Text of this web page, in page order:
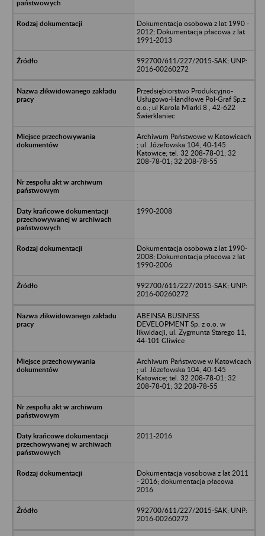
Dokumentacja osobowa z lat 1990 -
2012; Dokumentacja płacowa z lat
1991-2013
992700/611/227/2015-SAK; UNP:
2016-00260272
Przedsiębiorstwo Produkcyjno-
Usługowo-Handłowe Pol-Graf Sp.z
o.o.; ul Karola Miarki 8 , 42-622
Świerklaniec
Archiwum Państwowe w Katowicach
; ul. Józefowska 104, 40-145
Katowice; tel. 32 208-78-01; 32
208-78-01; 32 208-78-55
1990-2008
Dokumentacja osobowa z lat 1990-
2008; Dokumentacja płacowa z lat
1990-2006
992700/611/227/2015-SAK; UNP:
2016-00260272
ABEINSA BUSINESS
DEVELOPMENT Sp. z o.o. w
likwidacji, ul. Zygmunta Starego 11,
44-101 Gliwice
Archiwum Państwowe w Katowicach
; ul. Józefowska 104, 40-145
Katowice; tel. 32 208-78-01; 32
208-78-01; 32 208-78-55
2011-2016
Dokumentacja vosobowa z lat 2011
- 2016; dokumentacja płacowa
2016
992700/611/227/2015-SAK; UNP:
2016-00260272